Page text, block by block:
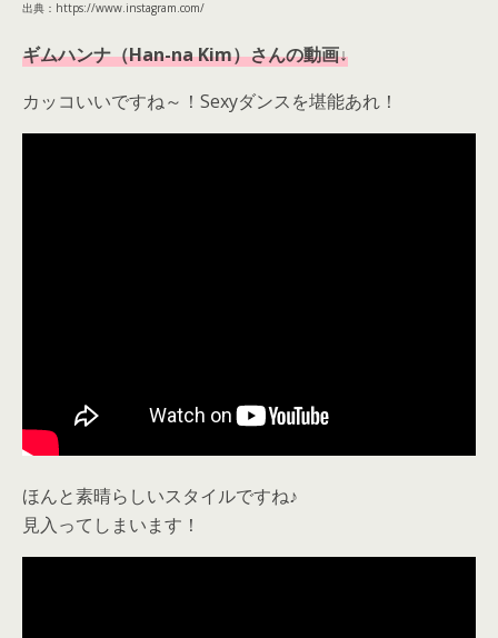
出典：https://www.instagram.com/
ギムハンナ（Han-na Kim）さんの動画↓
カッコいいですね～！Sexyダンスを堪能あれ！
ほんと素晴らしいスタイルですね♪
見入ってしまいます！